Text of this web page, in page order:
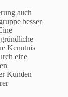
auch
besser
Kenntnis
eine
Kunden